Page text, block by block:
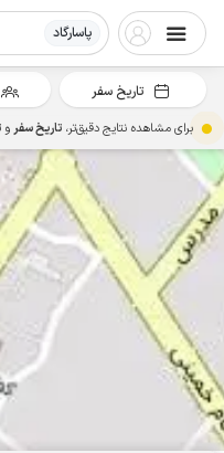
پاسارگاد
تاریخ سفر
برای مشاهده نتایج دقیق‌تر، تاریخ سفرو